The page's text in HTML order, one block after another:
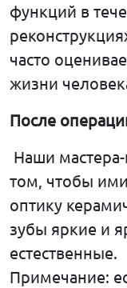
функций в
часто
жизни
После
Наши
том, чтобы
оптику
зубы яркие и
естественные.
Примечание: